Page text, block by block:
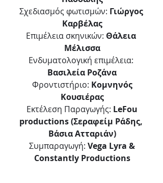
Σχεδιασμός φωτισμών: Γιώργος
Καρβέλας
Επιμέλεια σκηνικών: Θάλεια
Μέλισσα
Ενδυματολογική επιμέλεια:
Βασιλεία Ροζάνα
Φροντιστήριο: Κομνηνός
Κουσιέρας
Εκτέλεση Παραγωγής: LeFou
productions (Σεραφείμ Ράδης,
Βάσια Ατταριάν)
Συμπαραγωγή: Vega Lyra &
Constantly Productions